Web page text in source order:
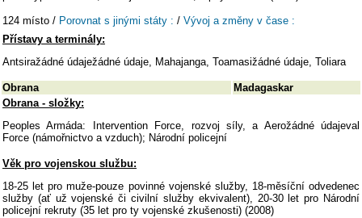
124 místo / Porovnat s jinými státy : / Vývoj a změny v čase :
Přístavy a terminály:
Antsiražádné údaježádné údaje, Mahajanga, Toamasižádné údaje, Toliara
Obrana
Madagaskar
Obrana - složky:
Peoples Armáda: Intervention Force, rozvoj síly, a Aerožádné údajeval
Force (námořnictvo a vzduch); Národní policejní
Věk pro vojenskou službu:
18-25 let pro muže-pouze povinné vojenské služby, 18-měsíční odvedenec
služby (ať už vojenské či civilní služby ekvivalent), 20-30 let pro Národní
policejní rekruty (35 let pro ty vojenské zkušenosti) (2008)